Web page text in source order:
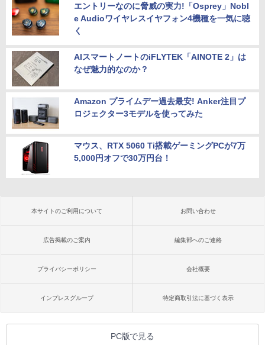
エントリーなのに脅威の実力!「Osprey」Nobl
e Audioワイヤレスイヤフォン4機種を一気に聴
く
AIスマートノートのiFLYTEK「AINOTE 2」は
なぜ魅力的なのか？
Amazon プライムデー過去最安! Anker注目プ
ロジェクター3モデルを使ってみた
マウス、RTX 5060 Ti搭載ゲーミングPCが7万
5,000円オフで30万円台！
本サイトのご利用について お問い合わせ
広告掲載のご案内 編集部へのご連絡
プライバシーポリシー 会社概要
インプレスグループ 特定商取引法に基づく表示
PC版で見る